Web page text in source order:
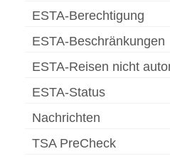
ESTA-Berechtigung
ESTA-Beschränkungen
ESTA-Reisen nicht
ESTA-Status
Nachrichten
TSA PreCheck